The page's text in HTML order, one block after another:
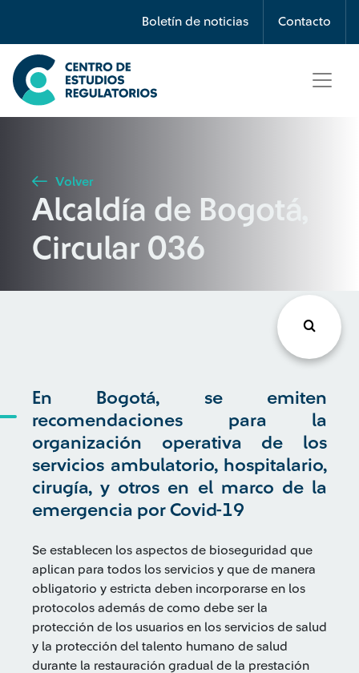
Boletín de noticias Contacto
Búsqueda
Seleccione país
Buscar
Volver
Alcaldía de Bogotá,
Circular 036
En Bogotá, se emiten
recomendaciones para la
organización operativa de los
servicios ambulatorio, hospitalario,
cirugía, y otros en el marco de la
emergencia por Covid-19
Se establecen los aspectos de bioseguridad que
aplican para todos los servicios y que de manera
obligatorio y estricta deben incorporarse en los
protocolos además de como debe ser la
protección de los usuarios en los servicios de salud
y la protección del talento humano de salud
durante la restauración gradual de la prestación